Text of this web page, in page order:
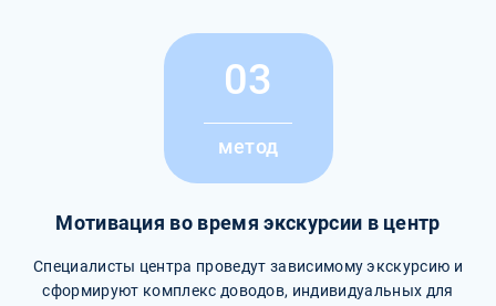
03
метод
Мотивация во время экскурсии в центр
Специалисты центра проведут зависимому экскурсию и
сформируют комплекс доводов, индивидуальных для